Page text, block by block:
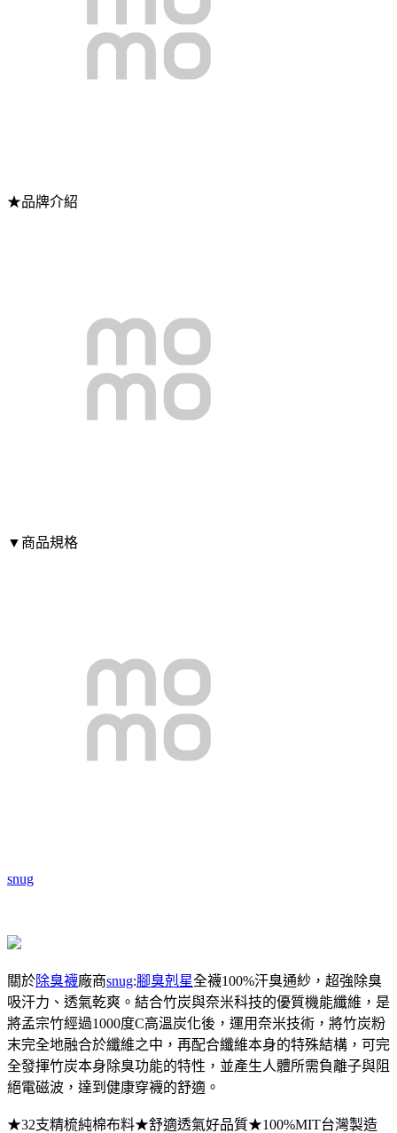
★品牌介紹
▼商品規格
snug
關於除臭襪廠商snug:腳臭剋星全襪100%汗臭通紗，超強除臭
吸汗力、透氣乾爽。結合竹炭與奈米科技的優質機能纖維，是
將孟宗竹經過1000度C高溫炭化後，運用奈米技術，將竹炭粉
末完全地融合於纖維之中，再配合纖維本身的特殊結構，可完
全發揮竹炭本身除臭功能的特性，並產生人體所需負離子與阻
絕電磁波，達到健康穿襪的舒適。
★32支精梳純棉布料★舒適透氣好品質★100%MIT台灣製造